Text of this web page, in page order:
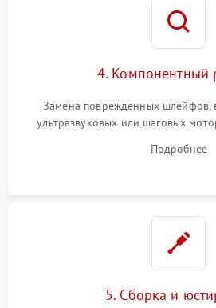
4. Компонентный
Замена поврежденных шлейфов,
ультразвуковых или шаговых
геометрии направляющих при
неисправного блока диафрагмы,
Подробнее
5. Сборка и